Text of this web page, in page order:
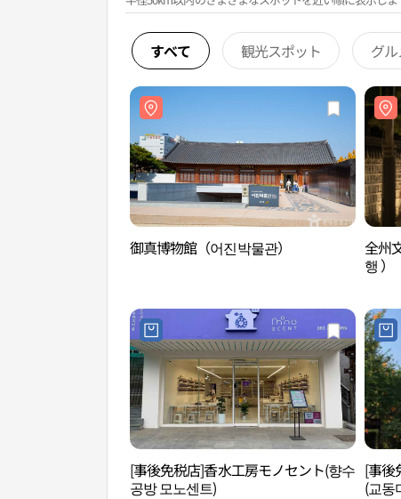
すべて 観光スポット グル
御真博物館（어진박물관）
全州
행 ）
[事後免税店]香水工房モノセント(향수
공방 모노센트)
[事後
(교동